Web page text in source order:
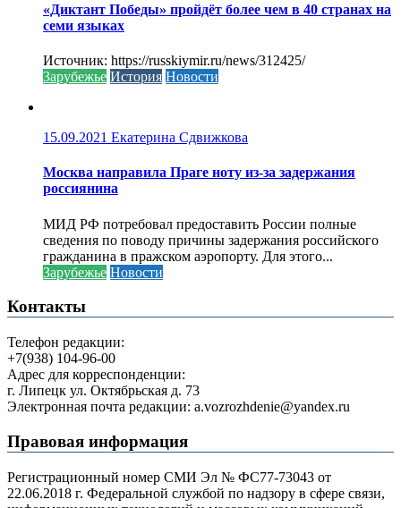
«Диктант Победы» пройдёт более чем в 40 странах на
семи языках
Источник: https://russkiymir.ru/news/312425/
Зарубежье История Новости
15.09.2021 Екатерина Сдвижкова
Москва направила Праге ноту из-за задержания
россиянина
МИД РФ потребовал предоставить России полные
сведения по поводу причины задержания российского
гражданина в пражском аэропорту. Для этого...
Зарубежье Новости
Контакты
Телефон редакции:
+7(938) 104-96-00
Адрес для корреспонденции:
г. Липецк ул. Октябрьская д. 73
Электронная почта редакции: a.vozrozhdenie@yandex.ru
Правовая информация
Регистрационный номер СМИ Эл № ФС77-73043 от
22.06.2018 г. Федеральной службой по надзору в сфере связи,